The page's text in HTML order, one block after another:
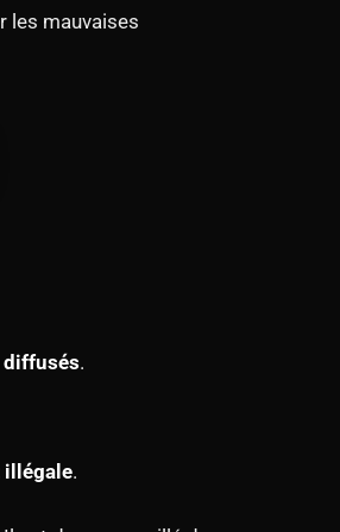
les mauvaises
diffusés.
illégale.